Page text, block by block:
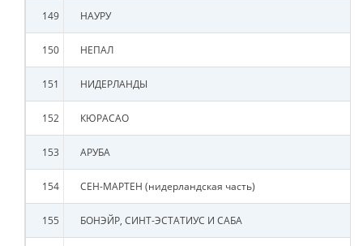
149 НАУРУ
150 НЕПАЛ
151 НИДЕРЛАНДЫ
152 КЮРАСАО
153 АРУБА
154 СЕН-МАРТЕН (нидерландская часть)
155 БОНЭЙР, СИНТ-ЭСТАТИУС И САБА